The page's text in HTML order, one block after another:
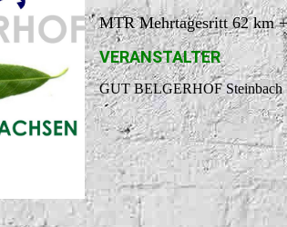
MTR Mehrtagesritt 62 km
VERANSTALTER
GUT BELGERHOF Steinbach